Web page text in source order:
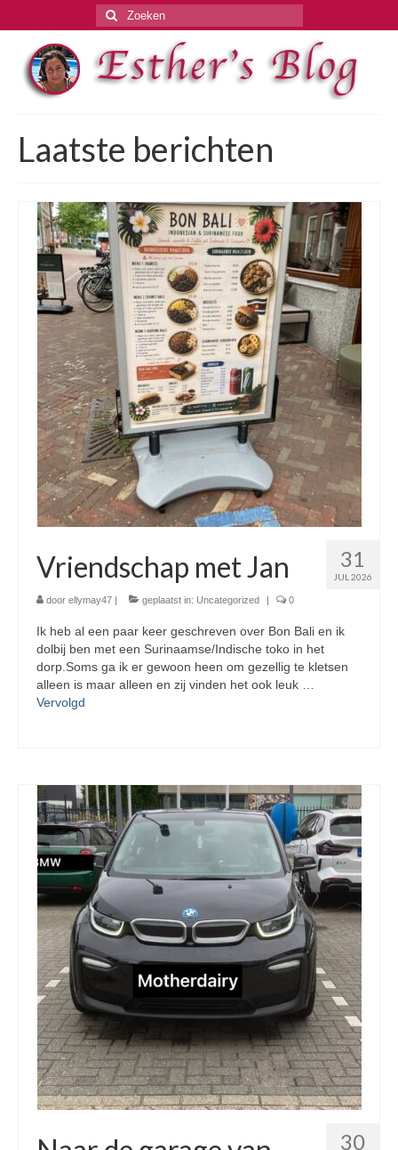
Zoeken
naar:
Laatste berichten
31
JUL 2026
Vriendschap met Jan
door ellymay47 geplaatst in: Uncategorized 0
Ik heb al een paar keer geschreven over Bon Bali en ik
dolbij ben met een Surinaamse/Indische toko in het
dorp.Soms ga ik er gewoon heen om gezellig te kletsen
alleen is maar alleen en zij vinden het ook leuk …
Vervolgd
30